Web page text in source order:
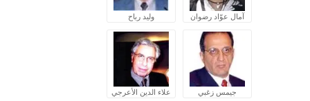
آمال عوّاد رضوان وليد رباح
جيمس زغبي علاء الدين الأعرجي